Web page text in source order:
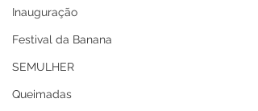
Inauguração
Festival da Banana
SEMULHER
Queimadas